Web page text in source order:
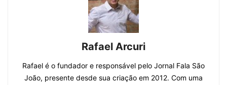
Rafael Arcuri
Rafael é o fundador e responsável pelo Jornal Fala São
João, presente desde sua criação em 2012. Com uma